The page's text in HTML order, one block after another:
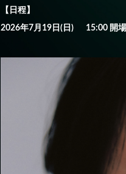
【日程】
2026年7月19日(日) 15:00 開